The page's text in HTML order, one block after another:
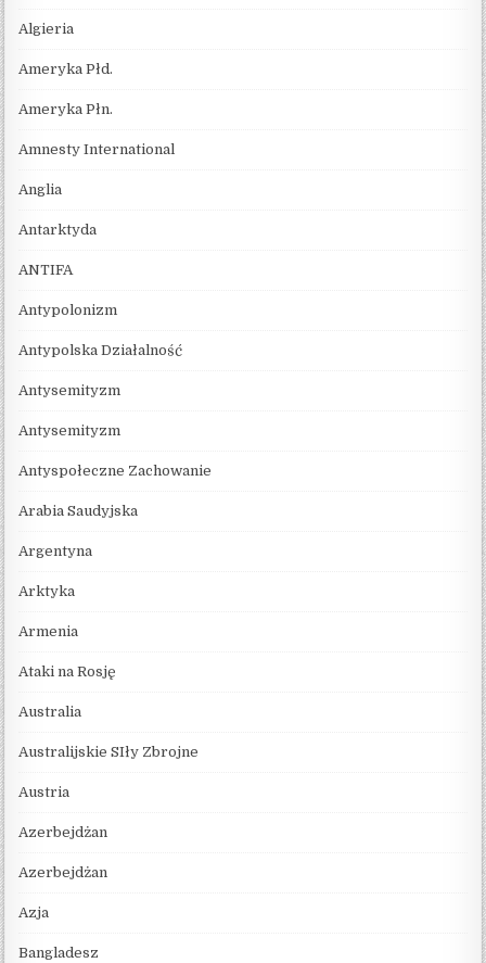
Algieria
Ameryka Płd.
Ameryka Płn.
Amnesty International
Anglia
Antarktyda
ANTIFA
Antypolonizm
Antypolska Działalność
Antysemityzm
Antysemityzm
Antyspołeczne Zachowanie
Arabia Saudyjska
Argentyna
Arktyka
Armenia
Ataki na Rosję
Australia
Australijskie SIły Zbrojne
Austria
Azerbejdżan
Azerbejdżan
Azja
Bangladesz